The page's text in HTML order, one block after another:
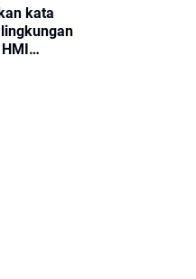
kata